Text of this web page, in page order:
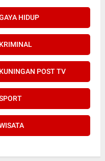
HIDUP
KRIMINAL
KUNINGAN POST TV